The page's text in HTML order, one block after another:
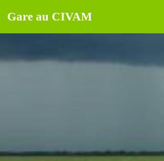
Gare au CIVAM